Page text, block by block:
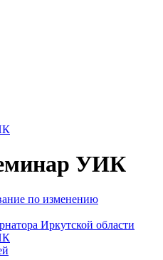
УИК
по изменению
Иркутской области